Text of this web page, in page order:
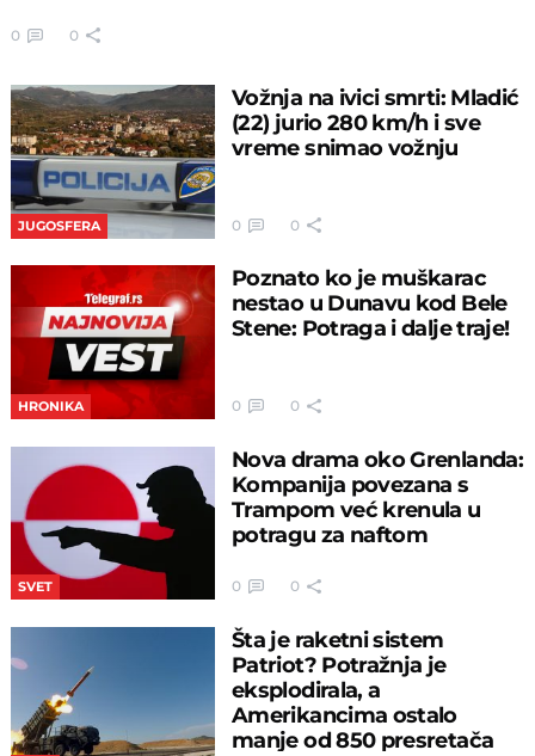
0 0
JUGOSFERA
Vožnja na ivici smrti: Mladić
(22) jurio 280 km/h i sve
vreme snimao vožnju
0 0
HRONIKA
Poznato ko je muškarac
nestao u Dunavu kod Bele
Stene: Potraga i dalje traje!
0 0
SVET
Nova drama oko Grenlanda:
Kompanija povezana s
Trampom već krenula u
potragu za naftom
0 0
Šta je raketni sistem
Patriot? Potražnja je
eksplodirala, a
Amerikancima ostalo
manje od 850 presretača